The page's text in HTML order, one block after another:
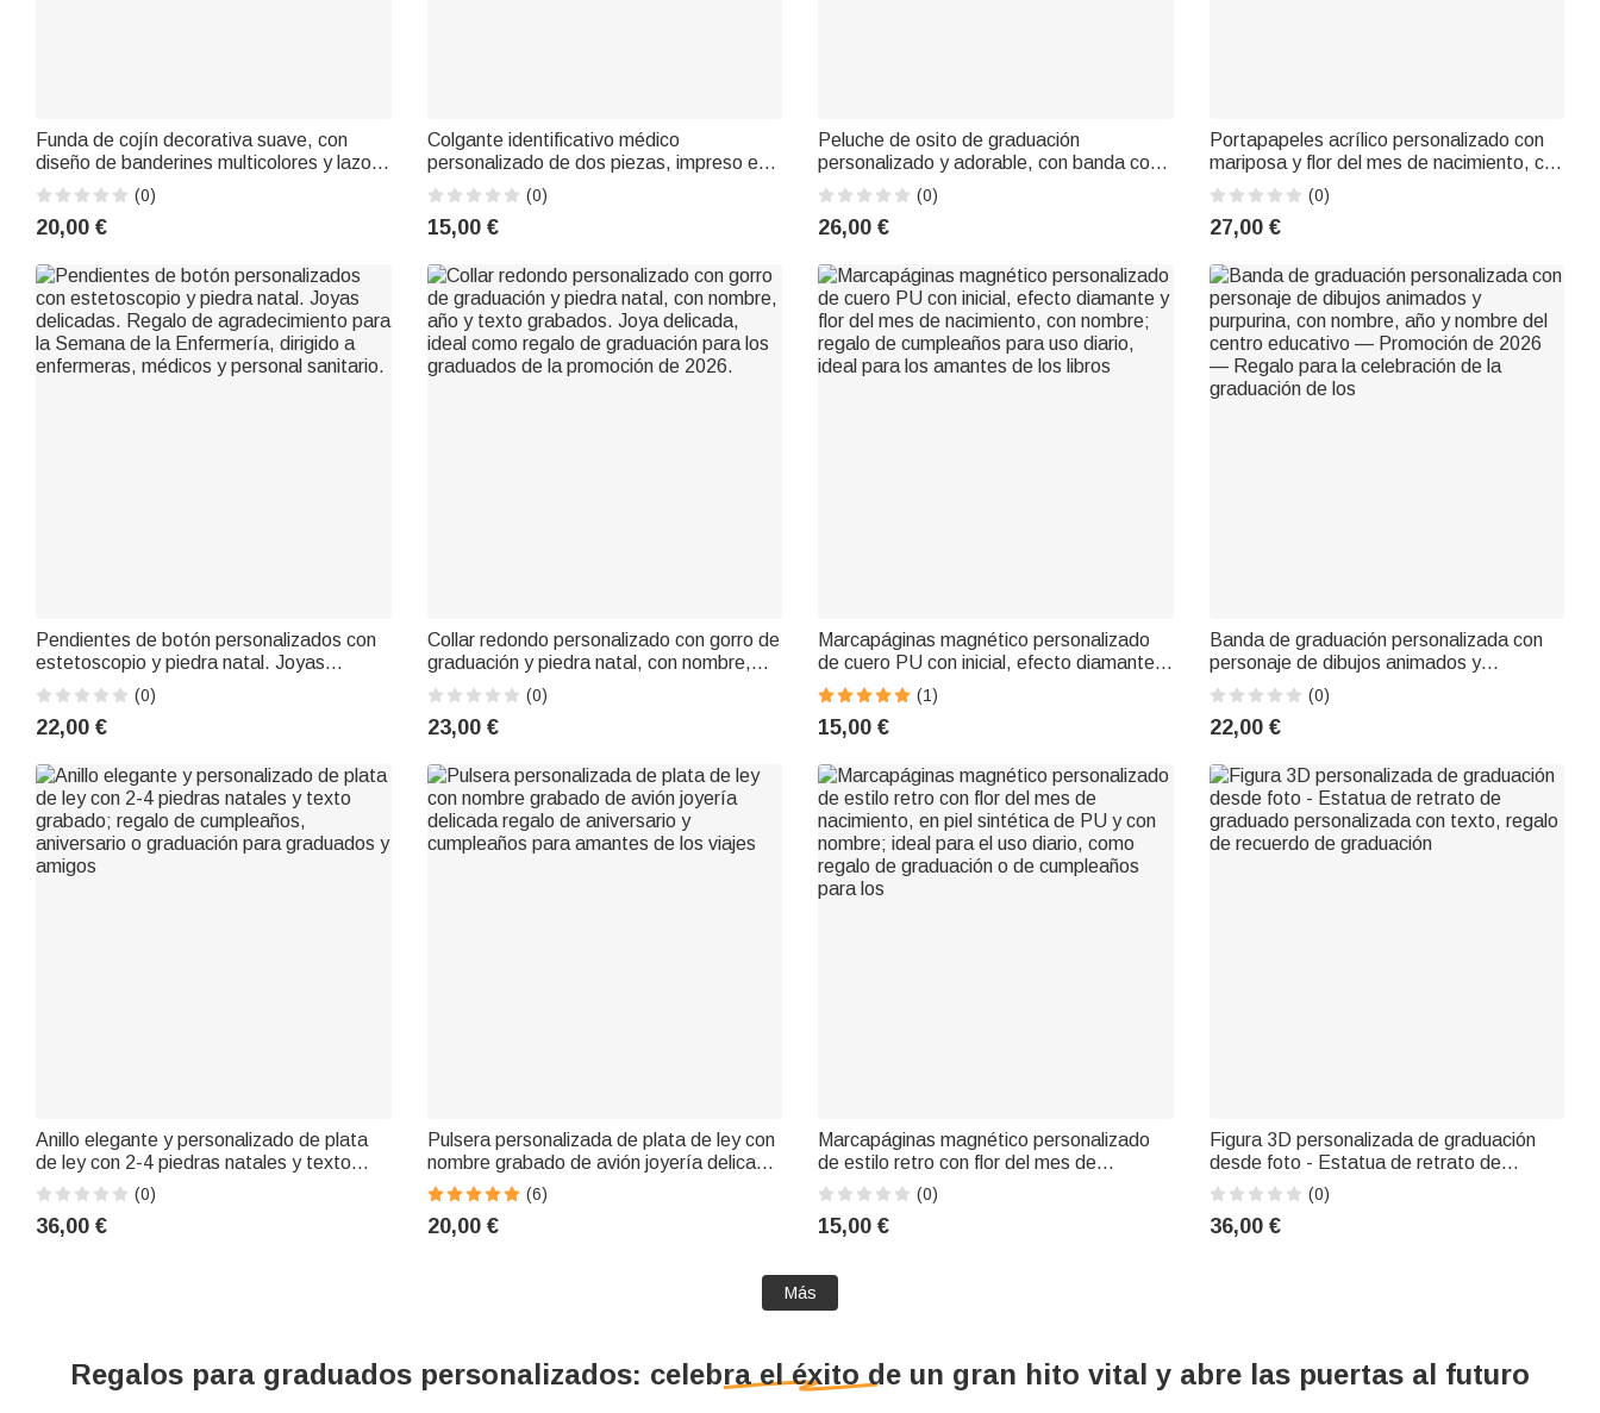
Funda de cojín decorativa suave, con
diseño de banderines multicolores y lazos,
a rayas, personalizada con nombre y
texto; decoración para la habitación;
regalo de graduación y de vuelta al cole
(0)
20,00 €
Colgante identificativo médico
personalizado de dos piezas, impreso en
3D, para estetoscopio, con texto. Regalo
de agradecimiento por la graduación para
médicos y enfermeros.
(0)
15,00 €
Peluche de osito de graduación
personalizado y adorable, con banda con
el nombre, el año y el logotipo del colegio.
Regalo de graduación para los graduados
(0)
26,00 €
Portapapeles acrílico personalizado con
mariposa y flor del mes de nacimiento, con
nombre; material escolar; regalo para la
Semana de Agradecimiento a los
Profesores y el Día del Profesor,
(0)
27,00 €
Pendientes de botón personalizados con
estetoscopio y piedra natal. Joyas
delicadas. Regalo de agradecimiento para
la Semana de la Enfermería, dirigido a
enfermeras, médicos y personal sanitario.
(0)
22,00 €
Collar redondo personalizado con gorro de
graduación y piedra natal, con nombre,
año y texto grabados. Joya delicada,
ideal como regalo de graduación para los
graduados de la promoción de 2026.
(0)
23,00 €
Marcapáginas magnético personalizado
de cuero PU con inicial, efecto diamante y
flor del mes de nacimiento, con nombre;
regalo de cumpleaños para uso diario,
ideal para los amantes de los libros
(1)
15,00 €
Banda de graduación personalizada con
personaje de dibujos animados y
purpurina, con nombre, año y nombre del
centro educativo — Promoción de 2026
— Regalo para la celebración de la
(0)
22,00 €
Anillo elegante y personalizado de plata
de ley con 2-4 piedras natales y texto
grabado; regalo de cumpleaños,
aniversario o graduación para graduados y
amigos
(0)
36,00 €
Pulsera personalizada de plata de ley con
nombre grabado de avión joyería delicada
regalo de aniversario y cumpleaños para
amantes de los viajes
(6)
20,00 €
Marcapáginas magnético personalizado
de estilo retro con flor del mes de
nacimiento, en piel sintética de PU y con
nombre; ideal para el uso diario, como
regalo de graduación o de cumpleaños
(0)
15,00 €
Figura 3D personalizada de graduación
desde foto - Estatua de retrato de
graduado personalizada con texto, regalo
de recuerdo de graduación
(0)
36,00 €
Más
Regalos para graduados personalizados: celebra el éxito de un gran hito vital y abre las puertas al futuro